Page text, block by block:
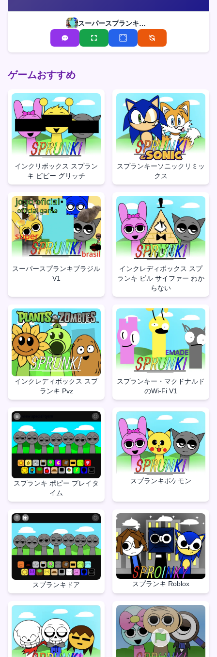
スーパースプランキブラジル
ゲームおすすめ
インクリボックス スプラン
キ ピビー グリッチ
スプランキーソニックリミッ
クス
スーパースプランキブラジル
V1
インクレディボックス スプ
ランキ ビル サイファー わか
らない
インクレディボックス スプ
ランキ Pvz
スプランキー・マクドナルド
のWi-Fi V1
スプランキ ポピー プレイタ
イム
スプランキポケモン
スプランキドア スプランキ Roblox